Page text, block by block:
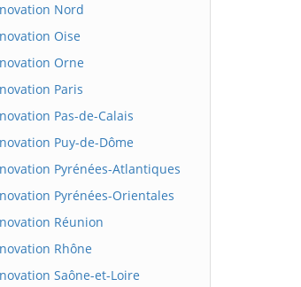
Nord
Oise
Orne
Paris
Pas-de-Calais
Puy-de-Dôme
Pyrénées-Atlantiques
Pyrénées-Orientales
Réunion
Rhône
Saône-et-Loire